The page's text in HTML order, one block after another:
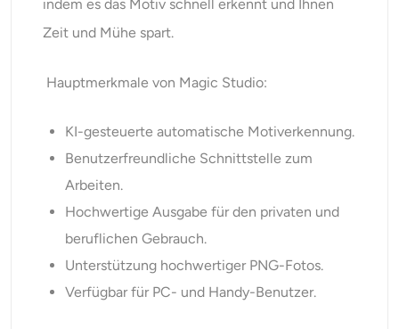
indem es das Motiv schnell erkennt und Ihnen
Zeit und Mühe spart.
Hauptmerkmale von Magic Studio:
KI-gesteuerte automatische Motiverkennung.
Benutzerfreundliche Schnittstelle zum
Arbeiten.
Hochwertige Ausgabe für den privaten und
beruflichen Gebrauch.
Unterstützung hochwertiger PNG-Fotos.
Verfügbar für PC- und Handy-Benutzer.